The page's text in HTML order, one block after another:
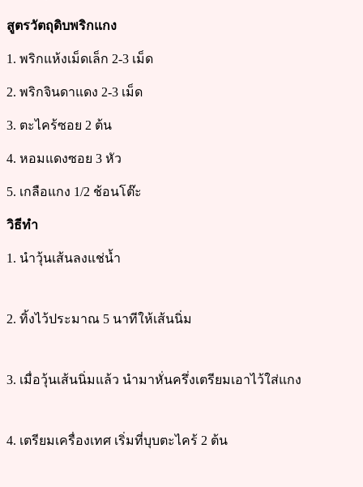
สูตรวัตถุดิบพริกแกง
1. พริกแห้งเม็ดเล็ก 2-3 เม็ด
2. พริกจินดาแดง 2-3 เม็ด
3. ตะไคร้ซอย 2 ต้น
4. หอมแดงซอย 3 หัว
5. เกลือแกง 1/2 ช้อนโต๊ะ
วิธีทำ
1. นำวุ้นเส้นลงแช่น้ำ
2. ทิ้งไว้ประมาณ 5 นาทีให้เส้นนิ่ม
3. เมื่อวุ้นเส้นนิ่มแล้ว นำมาหั่นครึ่งเตรียมเอาไว้ใส่แกง
4. เตรียมเครื่องเทศ เริ่มที่บุบตะไคร้ 2 ต้น